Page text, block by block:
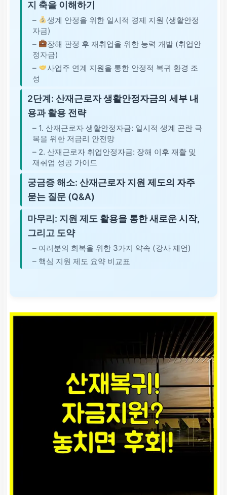
지 축을 이해하기
–
생계 안정을 위한 일시적 경제 지원 (생활안정
자금)
–
장해 판정 후 재취업을 위한 능력 개발 (취업안
정자금)
–
사업주 연계 지원을 통한 안정적 복귀 환경 조
성
2단계: 산재근로자 생활안정자금의 세부 내
용과 활용 전략
– 1. 산재근로자 생활안정자금: 일시적 생계 곤란 극
복을 위한 저금리 안전망
– 2. 산재근로자 취업안정자금: 장해 이후 재활 및
재취업 성공 가이드
궁금증 해소: 산재근로자 지원 제도의 자주
묻는 질문 (Q&A)
마무리: 지원 제도 활용을 통한 새로운 시작,
그리고 도약
– 여러분의 회복을 위한 3가지 약속 (강사 제언)
– 핵심 지원 제도 요약 비교표